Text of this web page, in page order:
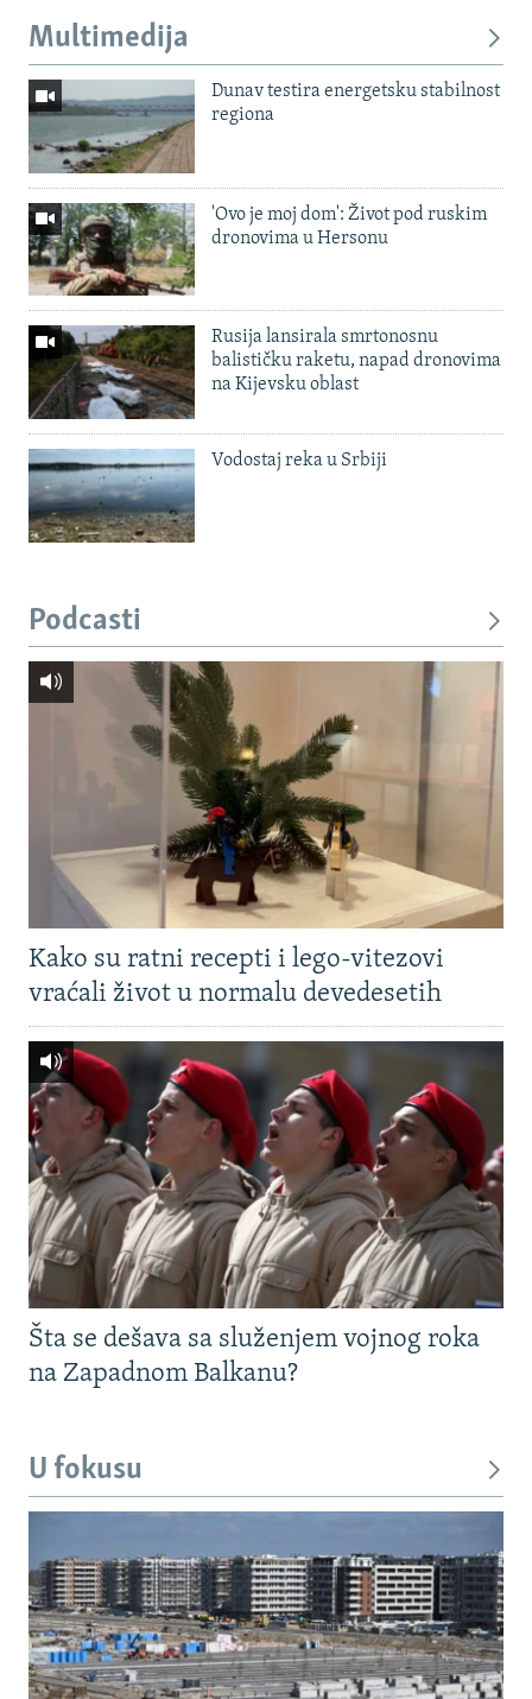
Multimedija
Dunav testira energetsku stabilnost
regiona
'Ovo je moj dom': Život pod ruskim
dronovima u Hersonu
Rusija lansirala smrtonosnu
balističku raketu, napad dronovima
na Kijevsku oblast
Vodostaj reka u Srbiji
Podcasti
Kako su ratni recepti i lego-vitezovi
vraćali život u normalu devedesetih
Šta se dešava sa služenjem vojnog roka
na Zapadnom Balkanu?
U fokusu